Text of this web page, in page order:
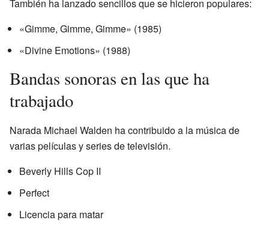
También ha lanzado sencillos que se hicieron populares:
«Gimme, Gimme, Gimme» (1985)
«Divine Emotions» (1988)
Bandas sonoras en las que ha
trabajado
Narada Michael Walden ha contribuido a la música de
varias películas y series de televisión.
Beverly Hills Cop II
Perfect
Licencia para matar